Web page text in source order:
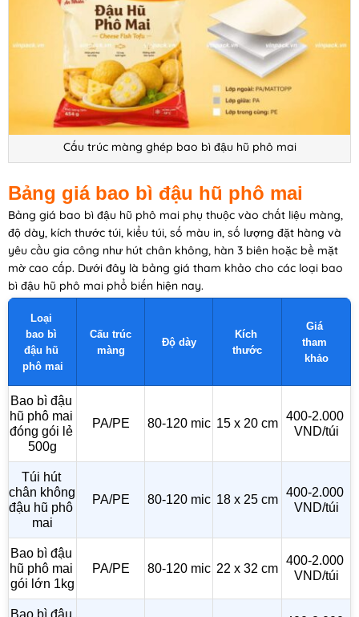
Cấu trúc màng ghép bao bì đậu hũ phô mai
Bảng giá bao bì đậu hũ phô mai
Bảng giá bao bì đậu hũ phô mai phụ thuộc vào chất liệu màng,
độ dày, kích thước túi, kiểu túi, số màu in, số lượng đặt hàng và
yêu cầu gia công như hút chân không, hàn 3 biên hoặc bề mặt
mờ cao cấp. Dưới đây là bảng giá tham khảo cho các loại bao
bì đậu hũ phô mai phổ biến hiện nay.
Loại
bao bì
đậu hũ
phô mai
Cấu trúc
màng
Độ dày
Kích
thước
Giá
tham
khảo
Bao bì đậu
hũ phô mai
đóng gói lẻ
500g
PA/PE 80-120 mic 15 x 20 cm 400-2.000
VND/túi
Túi hút
chân không
đậu hũ phô
mai
PA/PE 80-120 mic 18 x 25 cm 400-2.000
VND/túi
Bao bì đậu
hũ phô mai
gói lớn 1kg
PA/PE 80-120 mic 22 x 32 cm
400-2.000
VND/túi
Bao bì đậu